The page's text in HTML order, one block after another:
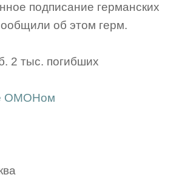
подписание германских
об этом герм.
2 тыс. погибших
ОМОНом